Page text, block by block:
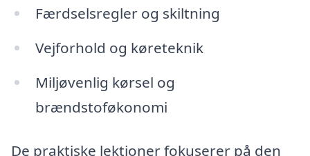
Færdselsregler og skiltning
Vejforhold og køreteknik
Miljøvenlig kørsel og
brændstoføkonomi
De praktiske lektioner fokuserer på den